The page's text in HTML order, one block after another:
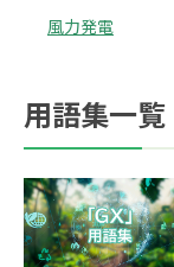
風力発電
用語集一覧